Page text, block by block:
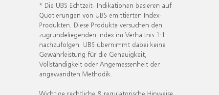
* Die UBS Echtzeit- Indikationen basieren auf
Quotierungen von UBS emittierten Index-
Produkten. Diese Produkte versuchen den
zugrundeliegenden Index im Verhältnis 1:1
nachzufolgen. UBS übernimmt dabei keine
Gewährleistung für die Genauigkeit,
Vollständigkeit oder Angemessenheit der
angewandten Methodik.